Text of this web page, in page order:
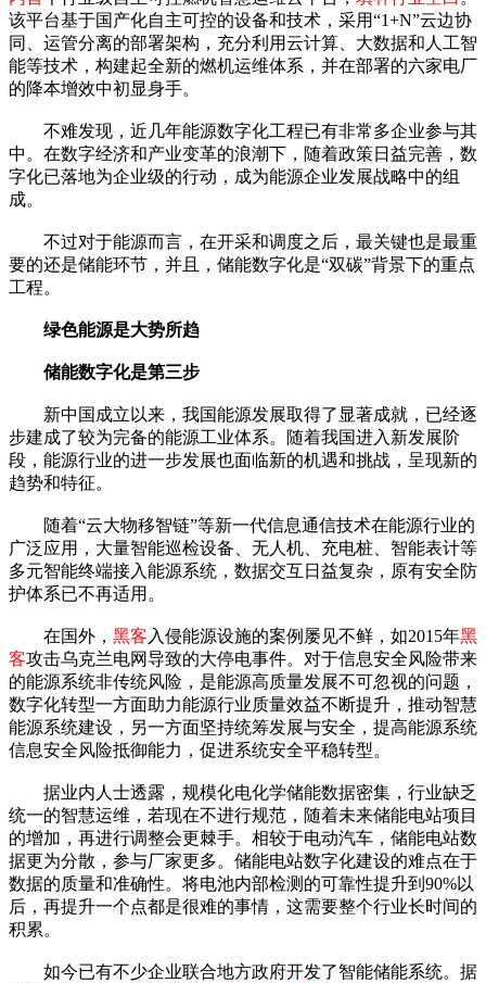
该平台基于国产化自主可控的设备和技术，采用“1+N”云边协
同、运管分离的部署架构，充分利用云计算、大数据和人工智
能等技术，构建起全新的燃机运维体系，并在部署的六家电厂
的降本增效中初显身手。
不难发现，近几年能源数字化工程已有非常多企业参与其
中。在数字经济和产业变革的浪潮下，随着政策日益完善，数
字化已落地为企业级的行动，成为能源企业发展战略中的组
成。
不过对于能源而言，在开采和调度之后，最关键也是最重
要的还是储能环节，并且，储能数字化是“双碳”背景下的重点
工程。
绿色能源是大势所趋
储能数字化是第三步
新中国成立以来，我国能源发展取得了显著成就，已经逐
步建成了较为完备的能源工业体系。随着我国进入新发展阶
段，能源行业的进一步发展也面临新的机遇和挑战，呈现新的
趋势和特征。
随着“云大物移智链”等新一代信息通信技术在能源行业的
广泛应用，大量智能巡检设备、无人机、充电桩、智能表计等
多元智能终端接入能源系统，数据交互日益复杂，原有安全防
护体系已不再适用。
在国外， 黑客 入侵能源设施的案例屡见不鲜，如2015年黑
客攻击乌克兰电网导致的大停电事件。对于信息安全风险带来
的能源系统非传统风险，是能源高质量发展不可忽视的问题，
数字化转型一方面助力能源行业质量效益不断提升，推动智慧
能源系统建设，另一方面坚持统筹发展与安全，提高能源系统
信息安全风险抵御能力，促进系统安全平稳转型。
据业内人士透露，规模化电化学储能数据密集，行业缺乏
统一的智慧运维，若现在不进行规范，随着未来储能电站项目
的增加，再进行调整会更棘手。相较于电动汽车，储能电站数
据更为分散，参与厂家更多。储能电站数字化建设的难点在于
数据的质量和准确性。将电池内部检测的可靠性提升到90%以
后，再提升一个点都是很难的事情，这需要整个行业长时间的
积累。
如今已有不少企业联合地方政府开发了智能储能系统。据